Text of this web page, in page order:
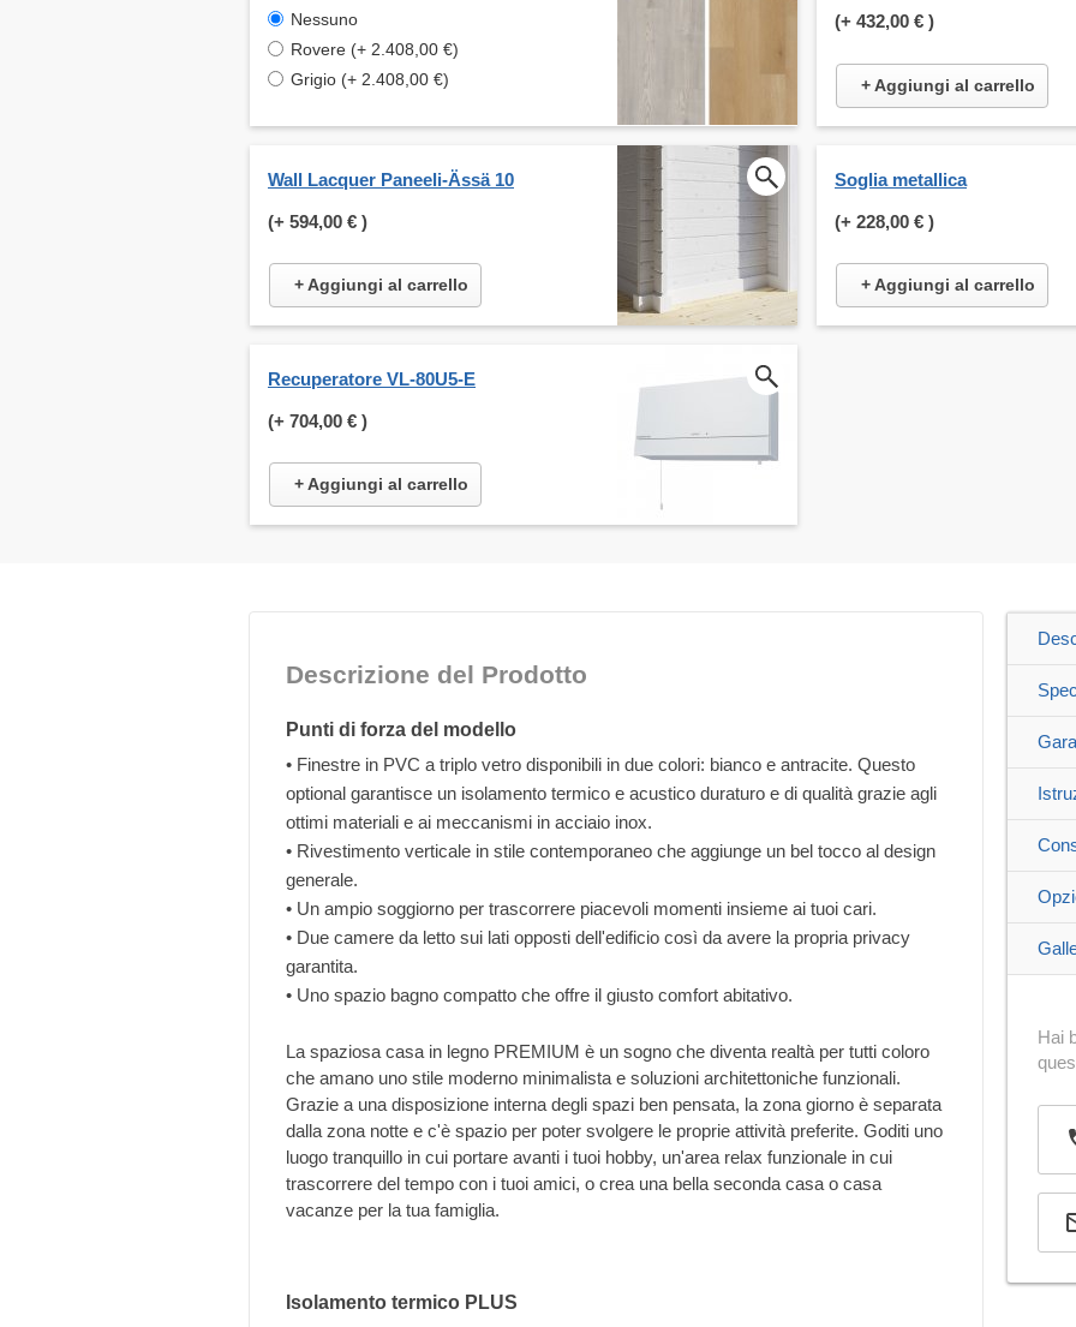
Nessuno
Rovere (+ 2.408,00 €)
Grigio (+ 2.408,00 €)
(+ 432,00 € )
+ Aggiungi al carrello
Wall Lacquer Paneeli-Ässä 10
(+ 594,00 € )
+ Aggiungi al carrello
Soglia metallica
(+ 228,00 € )
+ Aggiungi al carrello
Recuperatore VL-80U5-E
(+ 704,00 € )
+ Aggiungi al carrello
Descrizione del Prodotto
Punti di forza del modello
• Finestre in PVC a triplo vetro disponibili in due colori: bianco e antracite. Questo
optional garantisce un isolamento termico e acustico duraturo e di qualità grazie agli
ottimi materiali e ai meccanismi in acciaio inox.
• Rivestimento verticale in stile contemporaneo che aggiunge un bel tocco al design
generale.
• Un ampio soggiorno per trascorrere piacevoli momenti insieme ai tuoi cari.
• Due camere da letto sui lati opposti dell'edificio così da avere la propria privacy
garantita.
• Uno spazio bagno compatto che offre il giusto comfort abitativo.
La spaziosa casa in legno PREMIUM è un sogno che diventa realtà per tutti coloro
che amano uno stile moderno minimalista e soluzioni architettoniche funzionali.
Grazie a una disposizione interna degli spazi ben pensata, la zona giorno è separata
dalla zona notte e c'è spazio per poter svolgere le proprie attività preferite. Goditi uno
luogo tranquillo in cui portare avanti i tuoi hobby, un'area relax funzionale in cui
trascorrere del tempo con i tuoi amici, o crea una bella seconda casa o casa
vacanze per la tua famiglia.
Isolamento termico PLUS
Hai